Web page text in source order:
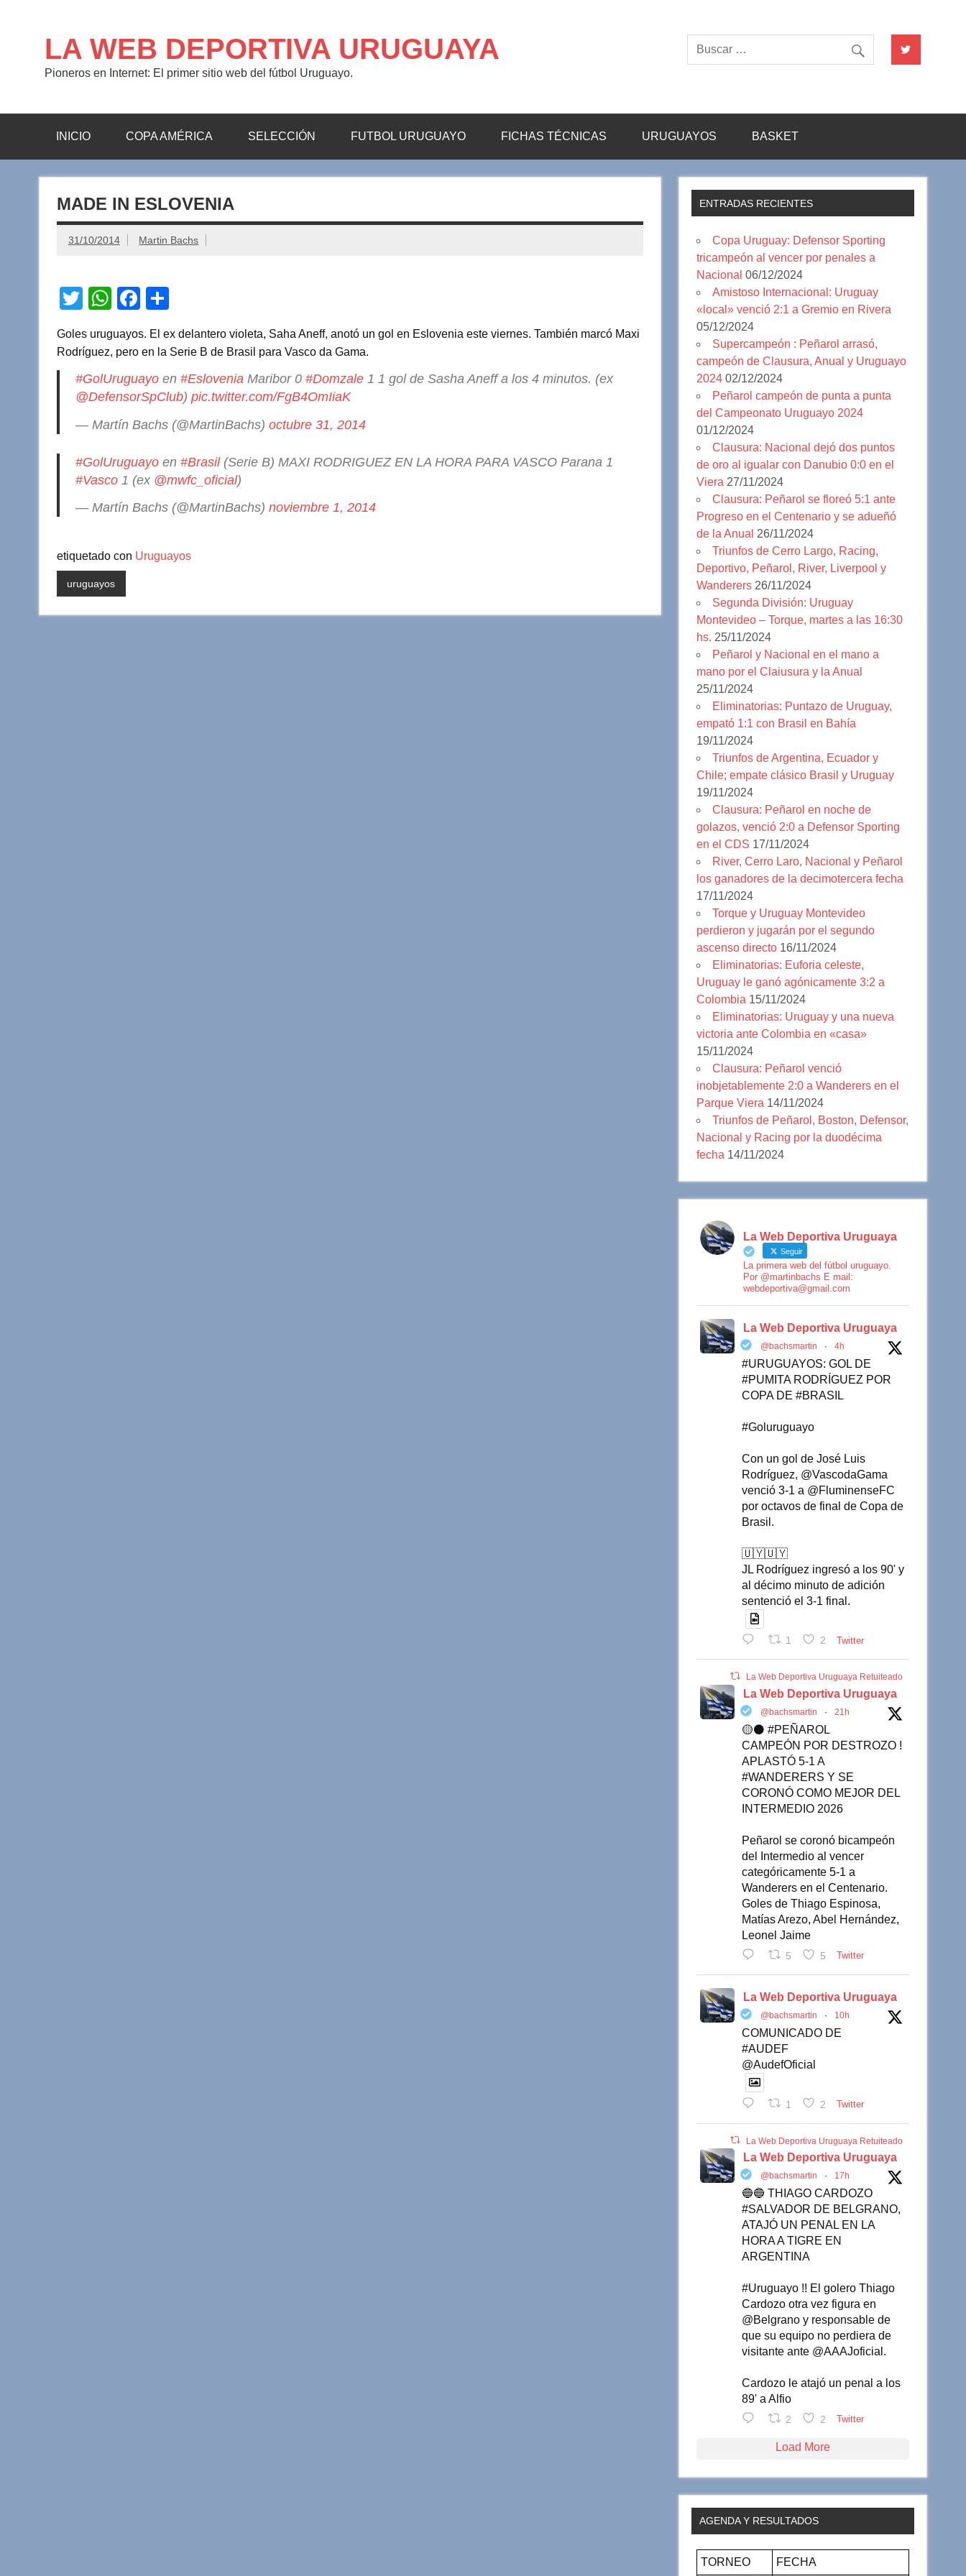
LA WEB DEPORTIVA URUGUAYA
Pioneros en Internet: El primer sitio web del fútbol Uruguayo.
INICIO COPA AMÉRICA SELECCIÓN FUTBOL URUGUAYO FICHAS TÉCNICAS URUGUAYOS BASKET
MADE IN ESLOVENIA
31/10/2014 Martin Bachs
T
tt
er
W
at
A
p
p
F
c
b
o
k
m
ar
tir
Goles uruguayos. El ex delantero violeta, Saha Aneff, anotó un gol en Eslovenia este viernes. También marcó Maxi
Rodríguez, pero en la Serie B de Brasil para Vasco da Gama.
#GolUruguayo en#Eslovenia Maribor 0#Domzale 1 1 gol de Sasha Aneff a los 4 minutos. (ex
@DefensorSpClub)pic.twitter.com/FgB4OmIiaK
— Martín Bachs (@MartinBachs)octubre 31, 2014
#GolUruguayo en#Brasil(Serie B) MAXI RODRIGUEZ EN LA HORA PARA VASCO Parana 1
#Vasco 1 (ex @mwfc_oficial)
— Martín Bachs (@MartinBachs)noviembre 1, 2014
etiquetado con Uruguayos
uruguayos
ENTRADAS RECIENTES
Copa Uruguay: Defensor Sporting
tricampeón al vencer por penales a
Nacional 06/12/2024
Amistoso Internacional: Uruguay
«local» venció 2:1 a Gremio en Rivera
05/12/2024
Supercampeón : Peñarol arrasó,
campeón de Clausura, Anual y Uruguayo
2024 02/12/2024
Peñarol campeón de punta a punta
del Campeonato Uruguayo 2024
01/12/2024
Clausura: Nacional dejó dos puntos
de oro al igualar con Danubio 0:0 en el
Viera 27/11/2024
Clausura: Peñarol se floreó 5:1 ante
Progreso en el Centenario y se adueñó
de la Anual 26/11/2024
Triunfos de Cerro Largo, Racing,
Deportivo, Peñarol, River, Liverpool y
Wanderers 26/11/2024
Segunda División: Uruguay
Montevideo – Torque, martes a las 16:30
hs. 25/11/2024
Peñarol y Nacional en el mano a
mano por el Claiusura y la Anual
25/11/2024
Eliminatorias: Puntazo de Uruguay,
empató 1:1 con Brasil en Bahía
19/11/2024
Triunfos de Argentina, Ecuador y
Chile; empate clásico Brasil y Uruguay
19/11/2024
Clausura: Peñarol en noche de
golazos, venció 2:0 a Defensor Sporting
en el CDS 17/11/2024
River, Cerro Laro, Nacional y Peñarol
los ganadores de la decimotercera fecha
17/11/2024
Torque y Uruguay Montevideo
perdieron y jugarán por el segundo
ascenso directo 16/11/2024
Eliminatorias: Euforia celeste,
Uruguay le ganó agónicamente 3:2 a
Colombia 15/11/2024
Eliminatorias: Uruguay y una nueva
victoria ante Colombia en «casa»
15/11/2024
Clausura: Peñarol venció
inobjetablemente 2:0 a Wanderers en el
Parque Viera 14/11/2024
Triunfos de Peñarol, Boston, Defensor,
Nacional y Racing por la duodécima
fecha 14/11/2024
La Web Deportiva Uruguaya
Seguir
La primera web del fútbol uruguayo.
Por @martinbachs E mail:
webdeportiva@gmail.com
La Web Deportiva Uruguaya
@bachsmartin · 4h
#URUGUAYOS: GOL DE
#PUMITA RODRÍGUEZ POR
COPA DE #BRASIL
#Goluruguayo
Con un gol de José Luis
Rodríguez, @VascodaGama
venció 3-1 a @FluminenseFC
por octavos de final de Copa de
Brasil.
🇺🇾🇺🇾
JL Rodríguez ingresó a los 90' y
al décimo minuto de adición
sentenció el 3-1 final.
1 2 Twitter
La Web Deportiva Uruguaya Retuiteado
La Web Deportiva Uruguaya
@bachsmartin · 21h
🟡⚫️ #PEÑAROL
CAMPEÓN POR DESTROZO !
APLASTÓ 5-1 A
#WANDERERS Y SE
CORONÓ COMO MEJOR DEL
INTERMEDIO 2026
Peñarol se coronó bicampeón
del Intermedio al vencer
categóricamente 5-1 a
Wanderers en el Centenario.
Goles de Thiago Espinosa,
Matías Arezo, Abel Hernández,
Leonel Jaime
5 5 Twitter
La Web Deportiva Uruguaya
@bachsmartin · 10h
COMUNICADO DE
#AUDEF
@AudefOficial
1 2 Twitter
La Web Deportiva Uruguaya Retuiteado
La Web Deportiva Uruguaya
@bachsmartin · 17h
🔵🔵 THIAGO CARDOZO
#SALVADOR DE BELGRANO,
ATAJÓ UN PENAL EN LA
HORA A TIGRE EN
ARGENTINA
#Uruguayo !! El golero Thiago
Cardozo otra vez figura en
@Belgrano y responsable de
que su equipo no perdiera de
visitante ante @AAAJoficial.
Cardozo le atajó un penal a los
89' a Alfio
2 2 Twitter
Load More
AGENDA Y RESULTADOS
TORNEO FECHA